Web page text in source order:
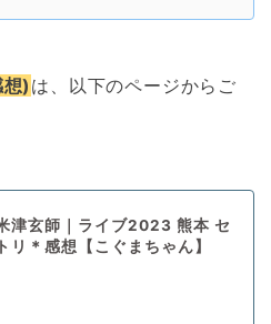
) は、以下のページからご
津玄師｜ライブ2023 熊本 セ
トリ＊感想【こぐまちゃん】